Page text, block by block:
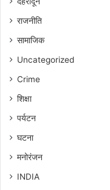
राजनीति
सामाजिक
Uncategorized
Crime
शिक्षा
पर्यटन
घटना
मनोरंजन
INDIA